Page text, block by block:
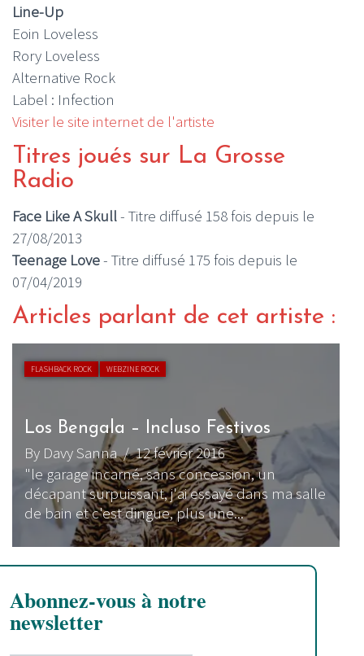
Line-Up
Eoin Loveless
Rory Loveless
Alternative Rock
Label : Infection
Visiter le site internet de l'artiste
Titres joués sur La Grosse
Radio
Face Like A Skull- Titre diffusé 158 fois depuis le
27/08/2013
Teenage Love- Titre diffusé 175 fois depuis le
07/04/2019
Articles parlant de cet artiste :
FLASHBACK ROCK WEBZINE ROCK
Los Bengala – Incluso Festivos
By Davy Sanna/ 12 février 2016
"le garage incarné, sans concession, un
décapant surpuissant, j'ai essayé dans ma salle
de bain et c'est dingue, plus une...
Abonnez-vous à notre
newsletter